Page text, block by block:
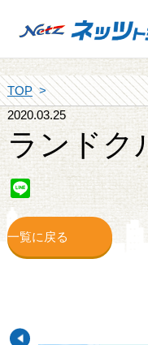
TOP
2020.03.25
ランドク
Line
一覧に戻る